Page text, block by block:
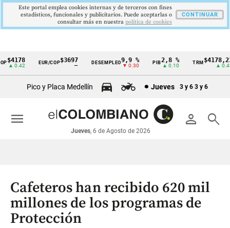
Cintillo
económicos
Colombia
$4178
▲ 0.42
EUR/COP$3697 DESEMPLEO 9,9 %
▼ 0.30
PIB2,8 %
▲ 0.10
TRM$4178,23
▲ 0.42
Pico y Placa Medellín Jueves 3 y 6 3 y 6
person search
Jueves, 6 de Agosto de 2026
menu
Cafeteros han recibido 620 mil
millones de los programas de
Protección
Este portal emplea cookies internas y de terceros con fines
estadísticos, funcionales y publicitarios. Puede aceptarlas o
consultar más en nuestra politica de cookies
CONTINUAR